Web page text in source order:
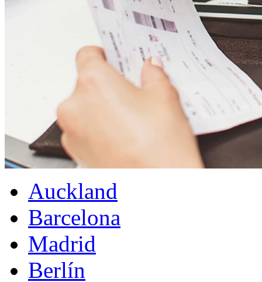
Auckland
Barcelona
Madrid
Berlín